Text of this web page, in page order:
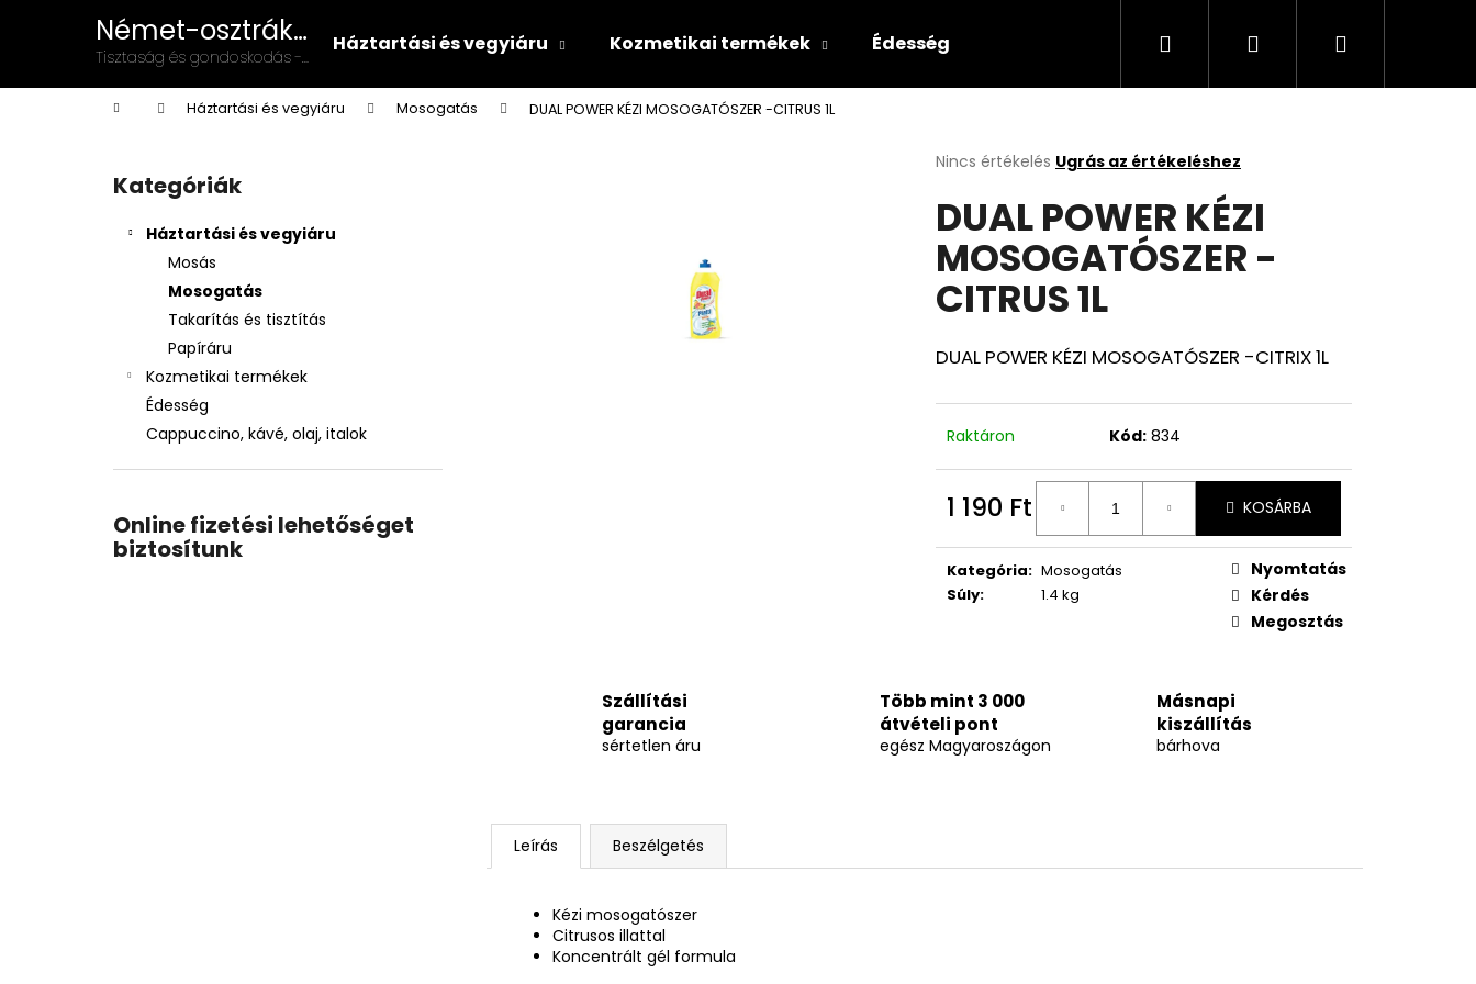
Német-osztrák
vegyiáru és
illatszer
Tisztaság és gondoskodás -
német-osztrák minőség a
mindennapokban!
Háztartási és vegyiáru Kozmetikai termékek Édesség Cappuccino, kávé, olaj, italok Üzleti feltételek
KeresésBejelentkezés
Kosár
KezdőlapHáztartási és vegyiáru Mosogatás DUAL POWER KÉZI MOSOGATÓSZER -CITRUS 1L
Kategóriák
átugrása
Kategóriák
Háztartási és vegyiáru
Mosás
Mosogatás
Takarítás és tisztítás
Papíráru
Kozmetikai termékek
Édesség
Cappuccino, kávé, olaj, italok
Online fizetési lehetőséget
biztosítunk
A
átlagos
értékelése
5-
ből
0,0
csillag.
Nincs értékelés Ugrás az értékeléshez
DUAL POWER KÉZI
MOSOGATÓSZER -
CITRUS 1L
DUAL POWER KÉZI MOSOGATÓSZER -CITRIX 1L
Raktáron Kód: 834
1 190 Ft KOSÁRBA
Kategória: Mosogatás
Súly: 1.4 kg
Nyomtatás
Kérdés
Megosztás
Szállítási
garancia
sértetlen áru
Több mint 3 000
átvételi pont
egész Magyaroszágon
Másnapi
kiszállítás
bárhova
Leírás Beszélgetés
Kézi mosogatószer
Citrusos illattal
Koncentrált gél formula
á
Vissza
a boltba
Vissza
a boltba
Mit keres?